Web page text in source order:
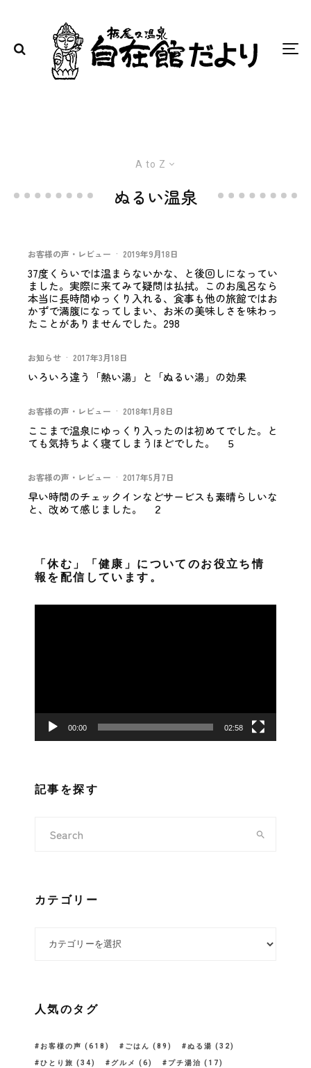
A to Z
ぬるい温泉
お客様の声・レビュー · 2019年9月18日
37度くらいでは温まらないかな、と後回しになってい
ました。実際に来てみて疑問は払拭。このお風呂なら
本当に長時間ゆっくり入れる、食事も他の旅館ではお
かずで満腹になってしまい、お米の美味しさを味わっ
たことがありませんでした。298
お知らせ · 2017年3月18日
いろいろ違う「熱い湯」と「ぬるい湯」の効果
お客様の声・レビュー · 2018年1月8日
ここまで温泉にゆっくり入ったのは初めてでした。と
ても気持ちよく寝てしまうほどでした。 ５
お客様の声・レビュー · 2017年5月7日
早い時間のチェックインなどサービスも素晴らしいな
と、改めて感じました。 ２
「休む」「健康」についてのお役立ち情
報を配信しています。
ー
00:00 02:58
記事を探す
カテゴリー
人気のタグ
お客様の声 (618) ごはん (89) ぬる湯 (32)
ひとり旅 (34) グルメ (6) プチ湯治 (17)